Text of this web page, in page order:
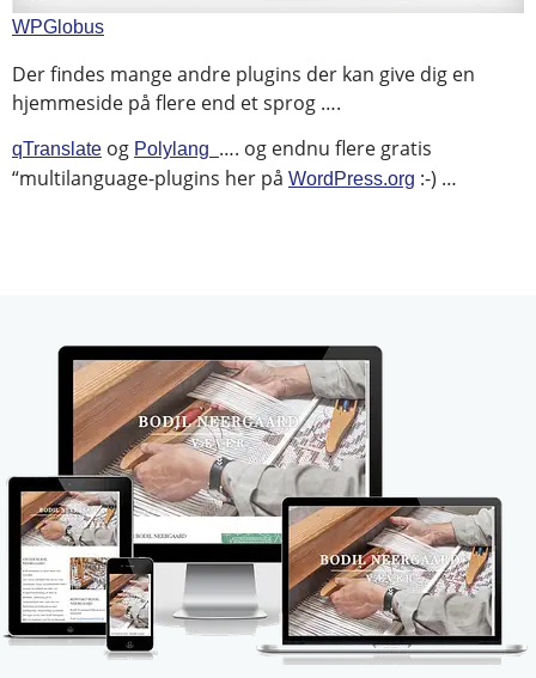
WPGlobus
Der findes mange andre plugins der kan give dig en
hjemmeside på flere end et sprog ….
qTranslate og Polylang …. og endnu flere gratis
“multilanguage-plugins her på WordPress.org :-) …